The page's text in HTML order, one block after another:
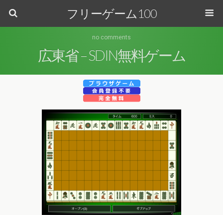
フリーゲーム100
no comments
広東省 – SDIN無料ゲーム